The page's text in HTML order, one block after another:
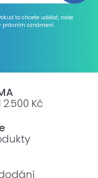
to chcete udělat, naše
právním oznámení.
Kč